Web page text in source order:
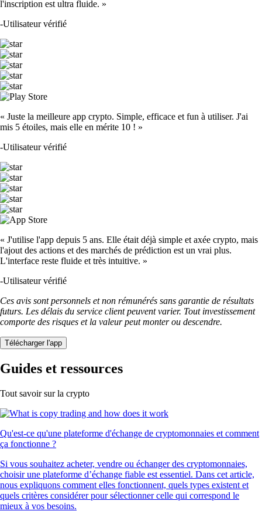
l'inscription est ultra fluide. »
-Utilisateur vérifié
« Juste la meilleure app crypto. Simple, efficace et fun à utiliser. J'ai
mis 5 étoiles, mais elle en mérite 10 ! »
-Utilisateur vérifié
« J'utilise l'app depuis 5 ans. Elle était déjà simple et axée crypto, mais
l'ajout des actions et des marchés de prédiction est un vrai plus.
L'interface reste fluide et très intuitive. »
-Utilisateur vérifié
Ces avis sont personnels et non rémunérés sans garantie de résultats
futurs. Les délais du service client peuvent varier. Tout investissement
comporte des risques et la valeur peut monter ou descendre.
Télécharger l'app
Guides et ressources
Tout savoir sur la crypto
Qu'est-ce qu'une plateforme d'échange de cryptomonnaies et comment
ça fonctionne ?
Si vous souhaitez acheter, vendre ou échanger des cryptomonnaies,
choisir une plateforme d’échange fiable est essentiel. Dans cet article,
nous expliquons comment elles fonctionnent, quels types existent et
quels critères considérer pour sélectionner celle qui correspond le
mieux à vos besoins.